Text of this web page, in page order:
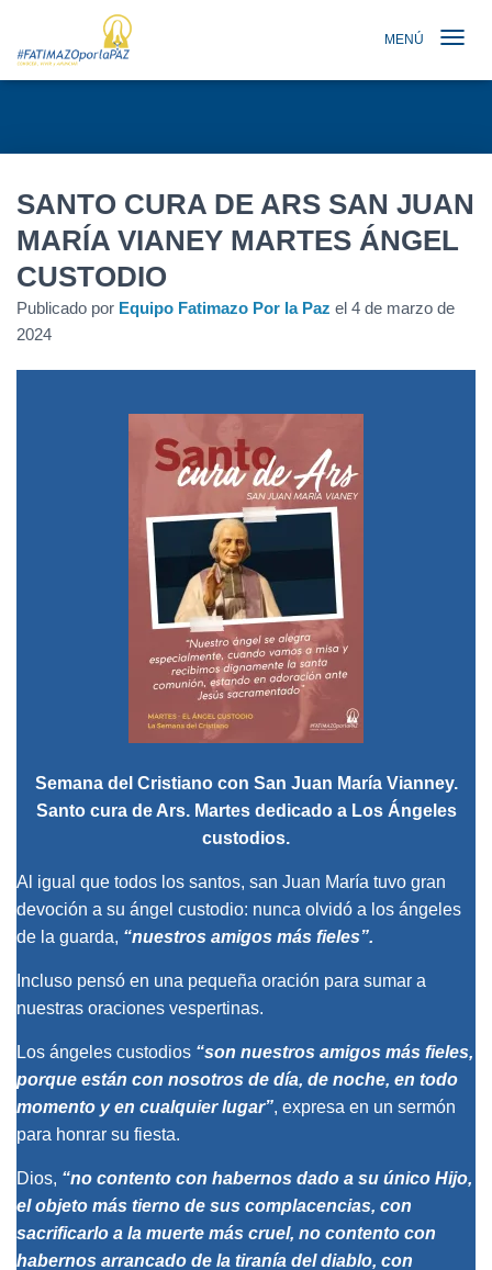
MENÚ
SANTO CURA DE ARS SAN JUAN
MARÍA VIANEY MARTES ÁNGEL
CUSTODIO
Publicado por Equipo Fatimazo Por la Paz el 4 de marzo de
2024
Semana del Cristiano con San Juan María Vianney.
Santo cura de Ars. Martes dedicado a Los Ángeles
custodios.
Al igual que todos los santos, san Juan María tuvo gran
devoción a su ángel custodio: nunca olvidó a los ángeles
de la guarda, “nuestros amigos más fieles”.
Incluso pensó en una pequeña oración para sumar a
nuestras oraciones vespertinas.
Los ángeles custodios “son nuestros amigos más fieles,
porque están con nosotros de día, de noche, en todo
momento y en cualquier lugar”, expresa en un sermón
para honrar su fiesta.
Dios, “no contento con habernos dado a su único Hijo,
el objeto más tierno de sus complacencias, con
sacrificarlo a la muerte más cruel, no contento con
habernos arrancado de la tiranía del diablo, con